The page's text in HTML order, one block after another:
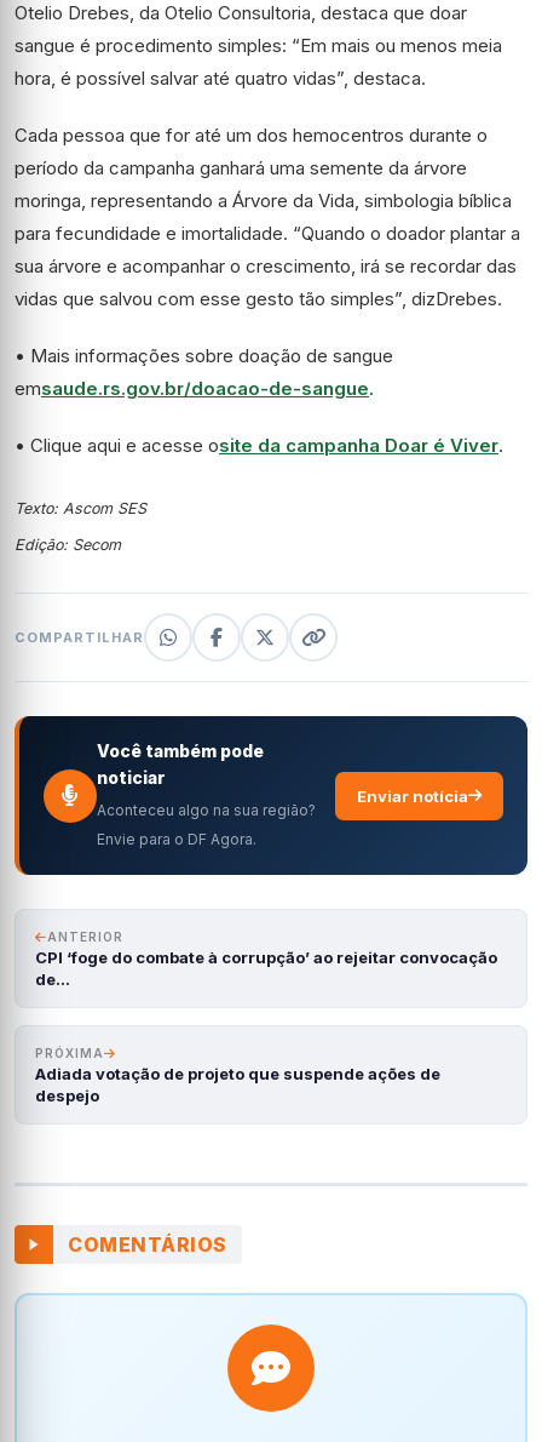
Otelio Drebes, da Otelio Consultoria, destaca que doar
sangue é procedimento simples: “Em mais ou menos meia
hora, é possível salvar até quatro vidas”, destaca.
Cada pessoa que for até um dos hemocentros durante o
período da campanha ganhará uma semente da árvore
moringa, representando a Árvore da Vida, simbologia bíblica
para fecundidade e imortalidade. “Quando o doador plantar a
sua árvore e acompanhar o crescimento, irá se recordar das
vidas que salvou com esse gesto tão simples”, dizDrebes.
• Mais informações sobre doação de sangue
emsaude.rs.gov.br/doacao-de-sangue.
• Clique aqui e acesse osite da campanha Doar é Viver.
Texto: Ascom SES
Edição: Secom
COMPARTILHAR
Você também pode
noticiar
Aconteceu algo na sua região?
Envie para o DF Agora.
Enviar notícia
ANTERIOR
CPI ‘foge do combate à corrupção’ ao rejeitar convocação
de…
PRÓXIMA
Adiada votação de projeto que suspende ações de
despejo
COMENTÁRIOS